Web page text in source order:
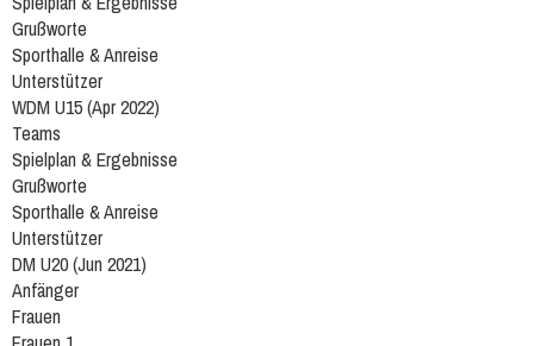
Grußworte
Sporthalle & Anreise
Unterstützer
WDM U15 (Apr 2022)
Teams
Spielplan & Ergebnisse
Grußworte
Sporthalle & Anreise
Unterstützer
DM U20 (Jun 2021)
Anfänger
Frauen